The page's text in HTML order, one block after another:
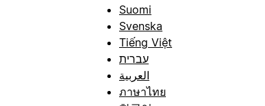
Suomi
Svenska
Tiếng Việt
עברית
العربية
ภาษาไทย